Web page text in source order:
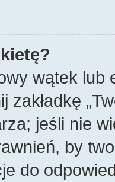
wątek lub
zakładkę
jeśli nie
by
do